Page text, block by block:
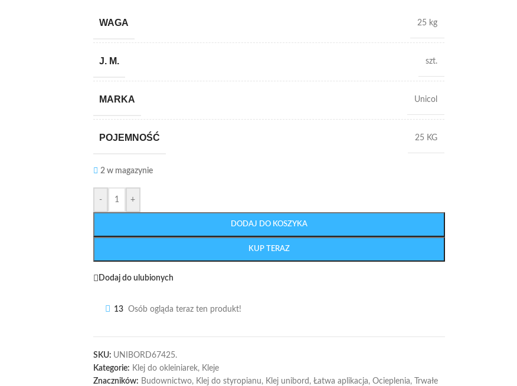
WAGA 25 kg
J. M. szt.
MARKA Unicol
POJEMNOŚĆ 25 KG
2 w magazynie
- +
DODAJ DO KOSZYKA
KUP TERAZ
Dodaj do ulubionych
13 Osób ogląda teraz ten produkt!
SKU: UNIBORD67425.
Kategorie: Klej do okleiniarek, Kleje
Znaczników: Budownictwo, Klej do styropianu, Klej unibord , Łatwa aplikacja, Ocieplenia,
Trwałe